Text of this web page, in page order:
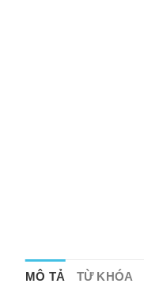
MÔ TẢ TỪ KHÓA